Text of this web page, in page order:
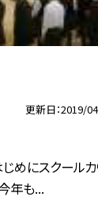
更新日 2019/
めにスクール
年も...